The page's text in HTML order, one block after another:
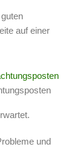
auf einer
und